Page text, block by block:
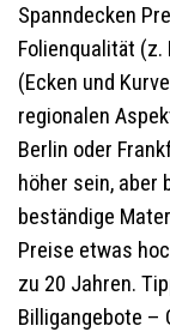
Spanndecken
Folienqualität (z.
(Ecken und
regionalen
Berlin oder
höher sein, aber
beständige
Preise etwas
zu 20 Jahren.
Billigangebote –